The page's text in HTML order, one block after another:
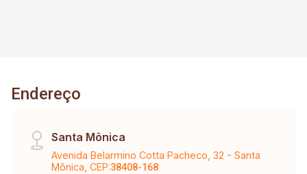
Endereço
Santa Mônica
Avenida Belarmino Cotta Pacheco, 32 - Santa
Mônica, CEP:38408-168